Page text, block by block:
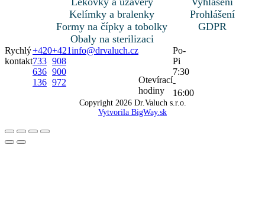
Kelímky a bralenky
Formy na čípky a tobolky
Obaly na sterilizaci
Prohlášení
GDPR
Rychlý
kontakt
+420
733
636
136
+421
908
900
972
info@drvaluch.cz
Otevírací
hodiny
Po-
Pi
7:30
-
16:00
Copyright 2026Dr.Valuch s.r.o.
Vytvorila BigWay.sk